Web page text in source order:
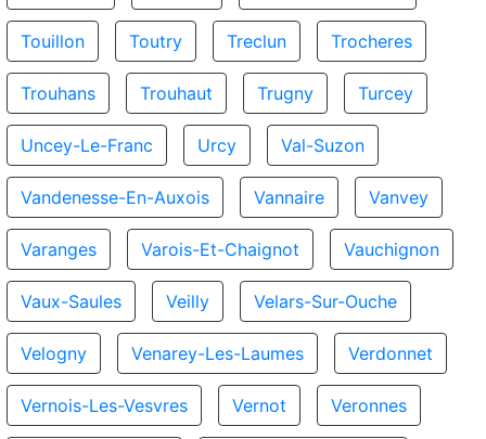
Touillon Toutry Treclun Trocheres
Trouhans Trouhaut Trugny Turcey
Uncey-Le-Franc Urcy Val-Suzon
Vandenesse-En-Auxois Vannaire Vanvey
Varanges Varois-Et-Chaignot Vauchignon
Vaux-Saules Veilly Velars-Sur-Ouche
Velogny Venarey-Les-Laumes Verdonnet
Vernois-Les-Vesvres Vernot Veronnes